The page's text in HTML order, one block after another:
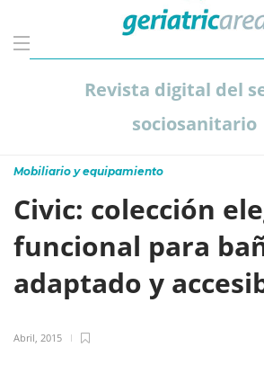
Revista digital del
sociosanitario
Mobiliario y equipamiento
Civic: colección
funcional para
adaptado y
Abril, 2015